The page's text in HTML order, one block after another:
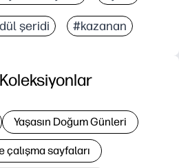
şeridi #kazanan
Yaşasın Doğum Günleri
çalışma sayfaları